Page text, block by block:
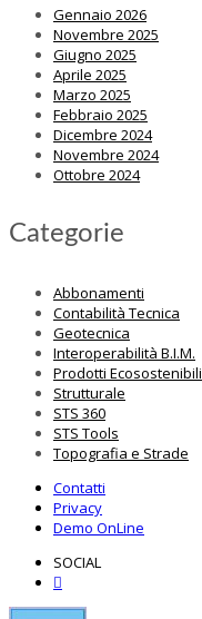
Gennaio 2026
Novembre 2025
Giugno 2025
Aprile 2025
Marzo 2025
Febbraio 2025
Dicembre 2024
Novembre 2024
Ottobre 2024
Categorie
Abbonamenti
Contabilità Tecnica
Geotecnica
Interoperabilità B.I.M.
Prodotti Ecosostenibili
Strutturale
STS 360
STS Tools
Topografia e Strade
Contatti
Privacy
Demo OnLine
SOCIAL